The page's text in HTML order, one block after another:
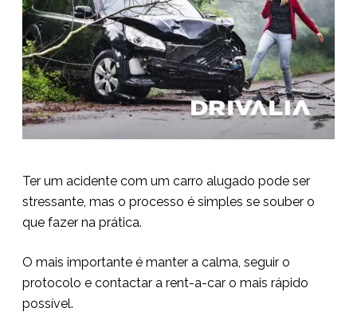
Ter um acidente com um carro alugado pode ser
stressante, mas o processo é simples se souber o
que fazer na prática.
O mais importante é manter a calma, seguir o
protocolo e contactar a rent-a-car o mais rápido
possível.